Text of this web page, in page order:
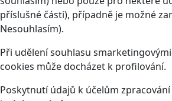
příslušné části), případně je možné
Nesouhlasím).
Při udělení souhlasu
cookies může docházet k profilování.
Poskytnutí údajů k účelům